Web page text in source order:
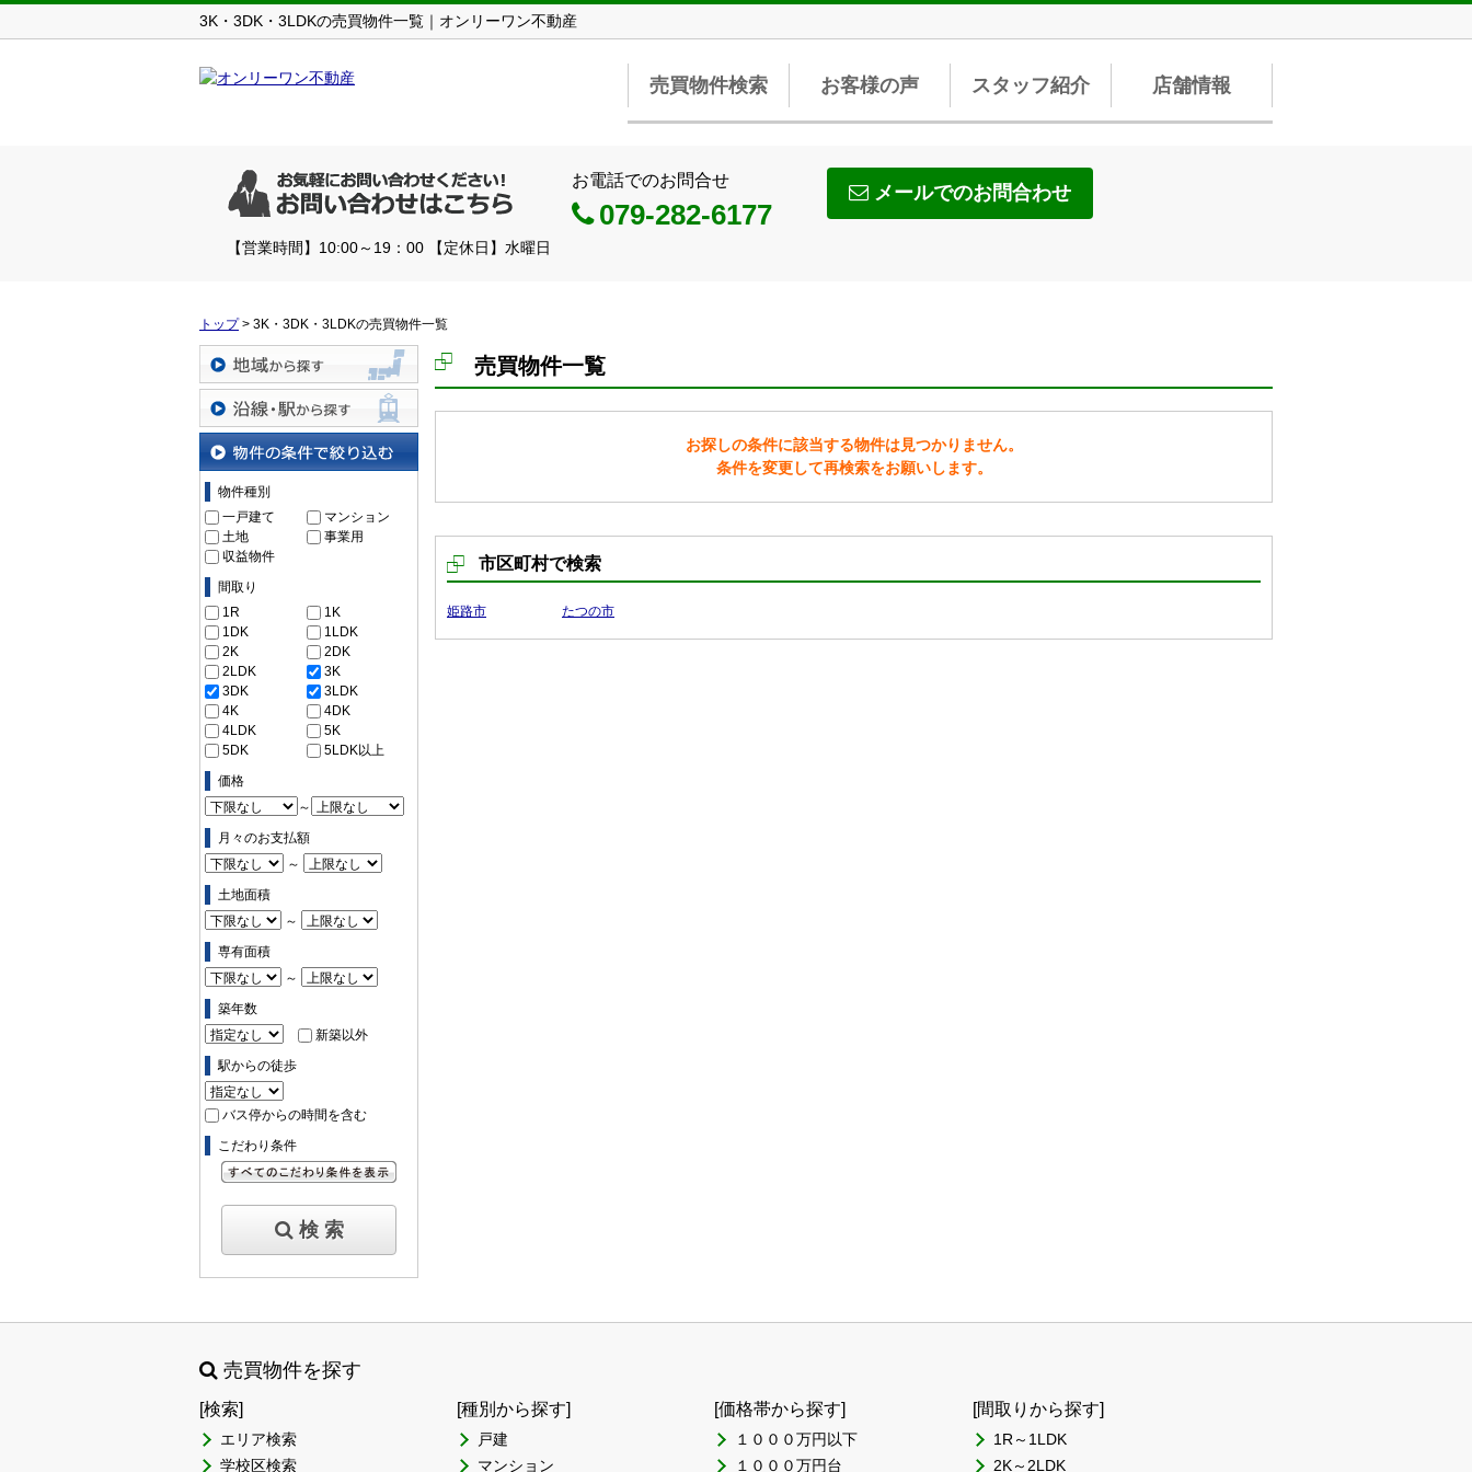
3K・3DK・3LDKの売買物件一覧｜オンリーワン不動産
売買物件検索 お客様の声 スタッフ紹介 店舗情報
お電話でのお問合せ
079-282-6177
メールでのお問合わせ
【営業時間】10:00～19：00 【定休日】水曜日
トップ> 3K・3DK・3LDKの売買物件一覧
地域から探す
沿線・駅から探す
物件の条件で絞り込む
物件種別
一戸建て
マンション
土地
事業用
収益物件
間取り
1R
1K
1DK
1LDK
2K
2DK
2LDK
3K
3DK
3LDK
4K
4DK
4LDK
5K
5DK
5LDK以上
価格
～
月々のお支払額
～
土地面積
～
専有面積
～
築年数
新築以外
駅からの徒歩
バス停からの時間を含む
こだわり条件
検 索
売買物件一覧
お探しの条件に該当する物件は見つかりません。
条件を変更して再検索をお願いします。
市区町村で検索
姫路市 たつの市
売買物件を探す
[検索]
エリア検索
学校区検索
[種別から探す]
戸建
マンション
[価格帯から探す]
１０００万円以下
１０００万円台
[間取りから探す]
1R～1LDK
2K～2LDK